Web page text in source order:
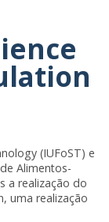
(IUFoST) e
Alimentos-
a realização do
uma realização